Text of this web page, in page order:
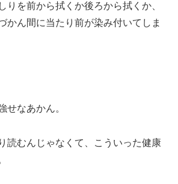
りを前から拭くか後ろから拭くか、
かん間に当たり前が染み付いてしま
せなあかん。
読むんじゃなくて、こういった健康